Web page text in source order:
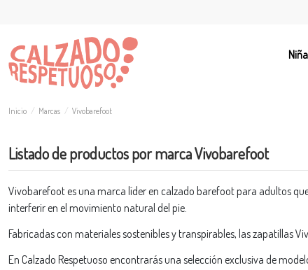
Niña
Inicio Marcas Vivobarefoot
Listado de productos por marca Vivobarefoot
Vivobarefoot es una marca líder en calzado barefoot para adultos
interferir en el movimiento natural del pie.
Fabricadas con materiales sostenibles y transpirables, las zapatillas
En Calzado Respetuoso encontrarás una selección exclusiva de